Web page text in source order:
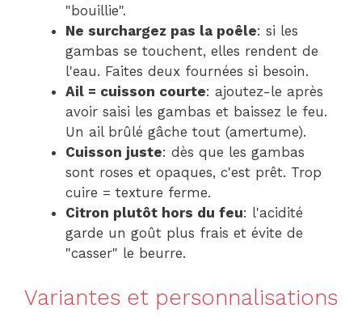
"bouillie".
Ne surchargez pas la poêle: si les
gambas se touchent, elles rendent de
l'eau. Faites deux fournées si besoin.
Ail = cuisson courte: ajoutez-le après
avoir saisi les gambas et baissez le feu.
Un ail brûlé gâche tout (amertume).
Cuisson juste: dès que les gambas
sont roses et opaques, c'est prêt. Trop
cuire = texture ferme.
Citron plutôt hors du feu: l'acidité
garde un goût plus frais et évite de
"casser" le beurre.
Variantes et personnalisations